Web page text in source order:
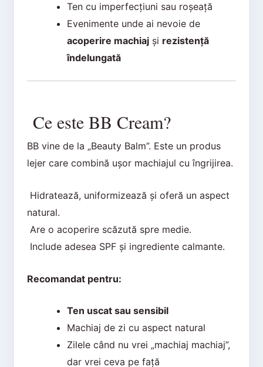
Ten cu imperfecțiuni sau roșeață
Evenimente unde ai nevoie de
acoperire machiajși rezistență
îndelungată
Ce este BB Cream?
BB vine de la „Beauty Balm”. Este un produs
lejer care combină ușor machiajul cu îngrijirea.
Hidratează, uniformizează și oferă un aspect
natural.
Are o acoperire scăzută spre medie.
Include adesea SPF și ingrediente calmante.
Recomandat pentru:
Ten uscat sau sensibil
Machiaj de zi cu aspect natural
Zilele când nu vrei „machiaj machiaj”,
dar vrei ceva pe față